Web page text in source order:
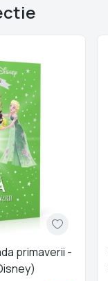
primaverii -